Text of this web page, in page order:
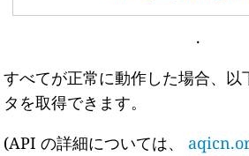
.
すべてが正常に動作した場合、以
タを取得できます。
(API の詳細については、